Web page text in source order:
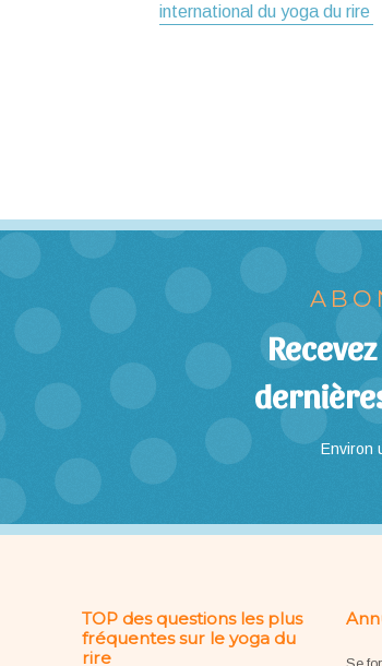
international du yoga du rire
Environ
TOP des questions les plus
fréquentes sur le yoga du
rire